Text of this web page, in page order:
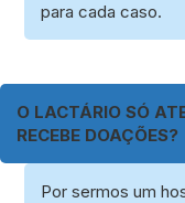
para cada caso.
O LACTÁRIO SÓ
RECEBE DOAÇÕES?
Por sermos um